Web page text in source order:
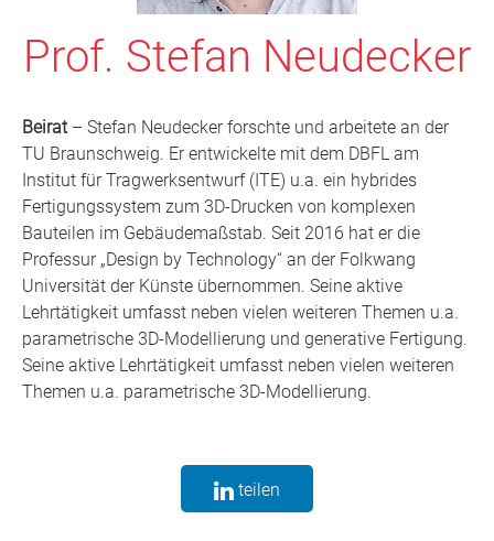
Prof. Stefan Neudecker
Beirat– Stefan Neudecker forschte und arbeitete an der
TU Braunschweig. Er entwickelte mit dem DBFL am
Institut für Tragwerksentwurf (ITE) u.a. ein hybrides
Fertigungssystem zum 3D-Drucken von komplexen
Bauteilen im Gebäudemaßstab. Seit 2016 hat er die
Professur „Design by Technology“ an der Folkwang
Universität der Künste übernommen. Seine aktive
Lehrtätigkeit umfasst neben vielen weiteren Themen u.a.
parametrische 3D-Modellierung und generative Fertigung.
Seine aktive Lehrtätigkeit umfasst neben vielen weiteren
Themen u.a. parametrische 3D-Modellierung.
teilen